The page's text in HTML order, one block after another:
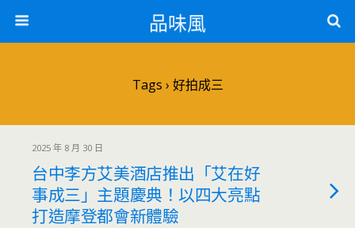
品味風
Tags › 好拍成三
2025 年 8 月 30 日
台中李方艾美酒店推出「艾在好
事成三」主題慶典！以四大亮點
打造摩登都會新體驗